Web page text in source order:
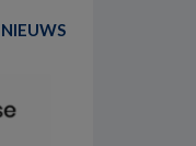
NIEUWS